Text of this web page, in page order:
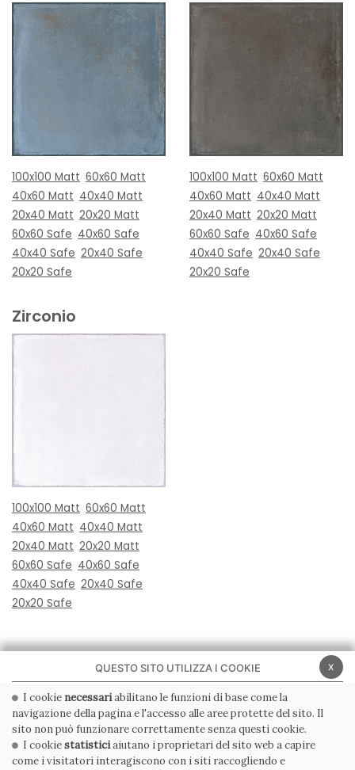
100x100 Matt 60x60 Matt
40x60 Matt 40x40 Matt
20x40 Matt 20x20 Matt
60x60 Safe 40x60 Safe
40x40 Safe 20x40 Safe
20x20 Safe
100x100 Matt 60x60 Matt
40x60 Matt 40x40 Matt
20x40 Matt 20x20 Matt
60x60 Safe 40x60 Safe
40x40 Safe 20x40 Safe
20x20 Safe
Zirconio
100x100 Matt 60x60 Matt
40x60 Matt 40x40 Matt
20x40 Matt 20x20 Matt
60x60 Safe 40x60 Safe
40x40 Safe 20x40 Safe
20x20 Safe
PRIVACY POLICY COOKIE POLICY
CONDIZIONI GENERALI WHISTLEBLOWING
x
QUESTO SITO UTILIZZA I COOKIE
I cookie necessariabilitano le funzioni di base come la
navigazione della pagina e l'accesso alle aree protette del sito. Il
sito non può funzionare correttamente senza questi cookie.
I cookiestatisticiaiutano i proprietari del sito web a capire
come i visitatori interagiscono con i siti raccogliendo e